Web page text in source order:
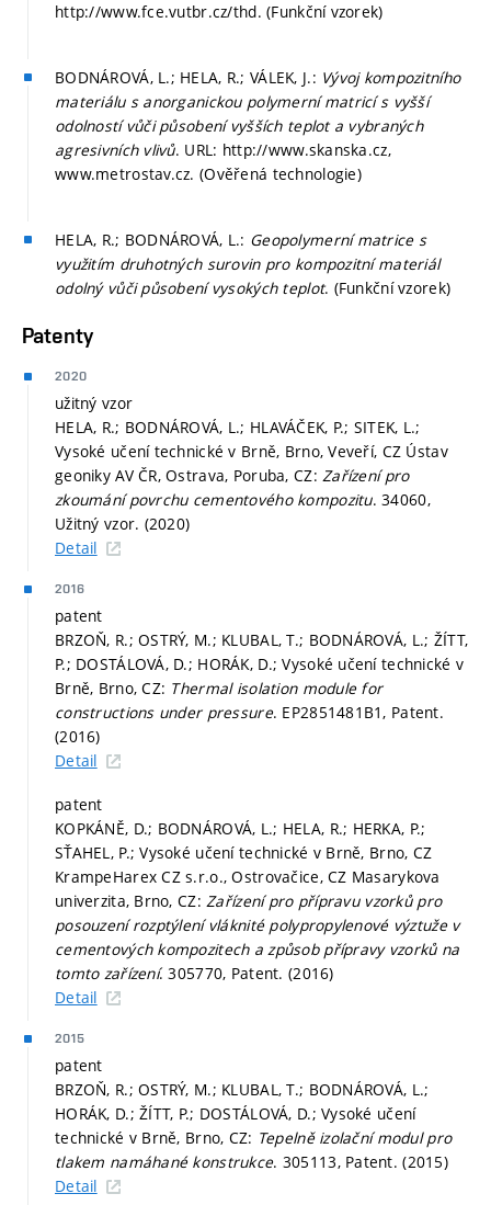
http://www.fce.vutbr.cz/thd. (Funkční vzorek)
BODNÁROVÁ, L.; HELA, R.; VÁLEK, J.: Vývoj kompozitního
materiálu s anorganickou polymerní matricí s vyšší
odolností vůči působení vyšších teplot a vybraných
agresivních vlivů. URL: http://www.skanska.cz,
www.metrostav.cz. (Ověřená technologie)
HELA, R.; BODNÁROVÁ, L.: Geopolymerní matrice s
využitím druhotných surovin pro kompozitní materiál
odolný vůči působení vysokých teplot. (Funkční vzorek)
Patenty
2020
užitný vzor
HELA, R.; BODNÁROVÁ, L.; HLAVÁČEK, P.; SITEK, L.;
Vysoké učení technické v Brně, Brno, Veveří, CZ Ústav
geoniky AV ČR, Ostrava, Poruba, CZ:Zařízení pro
zkoumání povrchu cementového kompozitu. 34060,
Užitný vzor. (2020)
Detail
2016
patent
BRZOŇ, R.; OSTRÝ, M.; KLUBAL, T.; BODNÁROVÁ, L.; ŽÍTT,
P.; DOSTÁLOVÁ, D.; HORÁK, D.; Vysoké učení technické v
Brně, Brno, CZ: Thermal isolation module for
constructions under pressure. EP2851481B1, Patent.
(2016)
Detail
patent
KOPKÁNĚ, D.; BODNÁROVÁ, L.; HELA, R.; HERKA, P.;
SŤAHEL, P.; Vysoké učení technické v Brně, Brno, CZ
KrampeHarex CZ s.r.o., Ostrovačice, CZ Masarykova
univerzita, Brno, CZ:Zařízení pro přípravu vzorků pro
posouzení rozptýlení vláknité polypropylenové výztuže v
cementových kompozitech a způsob přípravy vzorků na
tomto zařízení. 305770, Patent. (2016)
Detail
2015
patent
BRZOŇ, R.; OSTRÝ, M.; KLUBAL, T.; BODNÁROVÁ, L.;
HORÁK, D.; ŽÍTT, P.; DOSTÁLOVÁ, D.; Vysoké učení
technické v Brně, Brno, CZ: Tepelně izolační modul pro
tlakem namáhané konstrukce. 305113, Patent. (2015)
Detail